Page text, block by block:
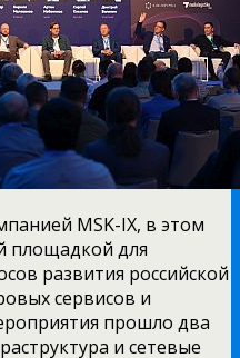
MSK-IX, в этом
площадкой для
развития российской
сервисов и
прошло два
и сетевые